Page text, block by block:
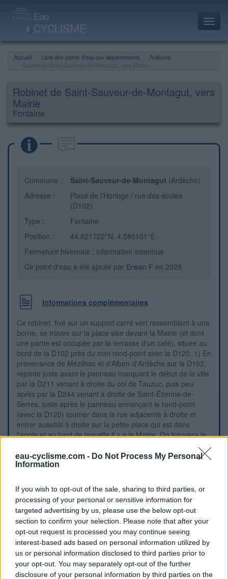
eau-cyclisme.com - Do Not Process My Personal
Information
If you wish to opt-out of the sale, sharing to third parties, or
processing of your personal or sensitive information for
targeted advertising by us, please use the below opt-out
section to confirm your selection. Please note that after your
opt-out request is processed you may continue seeing
interest-based ads based on personal information utilized by
us or personal information disclosed to third parties prior to
your opt-out. You may separately opt-out of the further
disclosure of your personal information by third parties on the
Accueil Liste des points d'eau par départements
Ardèche
Robinet de Saint-Sauveur-de-Montagut, vers
Mairie
Fontaine
Commune : Saint-Sauveur-de-Montagut (Ardèche)
Adresse :
Place de l'Horloge / rue des écoles
(D102)
Type :
Fontaine
Position :
44.821722°N, 4.580101°E
Fermeture hivernale : information inconnue
Ce point d'eau a été ajouté par Erwan F en 2025
Informations complémentaires
Ce robinet, fixé sur un support carré vert ressemblant à une
borne, se trouve sur la place sise devant la Mairie (et dont
une partie est occupée par la terrasse d'un café), située au
bord de la D102 près du mini rond-point avec la D120. 1) En
provenance de Mézilhac et d'Albon-d'Ardèche sur la D102,
rejointe juste avant le panneau marquant le début de la ville
par la D211 venant à droite du col de Tauzuc, puis peu
après par la D244 venant à droite de Saint-Étienne-de-
Serres, juste après le panneau annonçant le rond-point
(avec la D120) tourner dans la rue adjacente à droite et
entrer aussitôt à droite sur la petite place qui est dans
l'angle et au fond de laquelle il y a la Mairie. On trouvera le
robinet sur son support au milieu de cette place, dont une
partie est occupée par la terrasse d'un bar-restaurant. 2) En
provenance des Ollières-sur-Eyrieux et du lieu-dit Le
(deuxième sortie) dans la D102 en direction de Mézilhac. À
peine quelques mètres après, tourner à gauche devant la
place qui est derrière le carrefour avec cette rue adjacente.
Entrer sur cette place par son côté pour trouver le robinet
au milieu à quelques pas.
Repères visuels